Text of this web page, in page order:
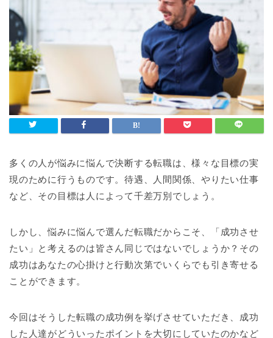
多くの人が悩みに悩んで決断する転職は、様々な目標の実
現のために行うものです。待遇、人間関係、やりたい仕事
など、その目標は人によって千差万別でしょう。
しかし、悩みに悩んで選んだ転職だからこそ、「成功させ
たい」と考えるのは皆さん同じではないでしょうか？その
成功はあなたの心掛けと行動次第でいくらでも引き寄せる
ことができます。
今回はそうした転職の成功例を挙げさせていただき、成功
した人達がどういったポイントを大切にしていたのかなど